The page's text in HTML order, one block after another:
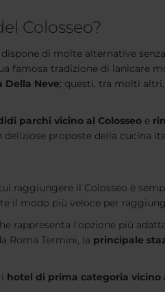
Colosseo?
dispone di molte alternative
famosa tradizione di lanicare
Della Neve; questi, tra molti
parchi vicino al Colosseo e
proposte della cucina
raggiungere il Colosseo è
il modo più veloce per
rappresenta l'opzione più
Roma Termini, la principale
hotel di prima categoria vicino